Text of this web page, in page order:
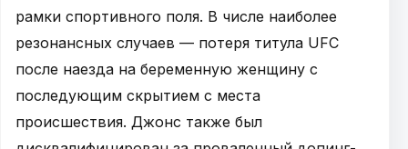
рамки спортивного поля. В числе наиболее
резонансных случаев — потеря титула UFC
после наезда на беременную женщину с
последующим скрытием с места
происшествия. Джонс также был